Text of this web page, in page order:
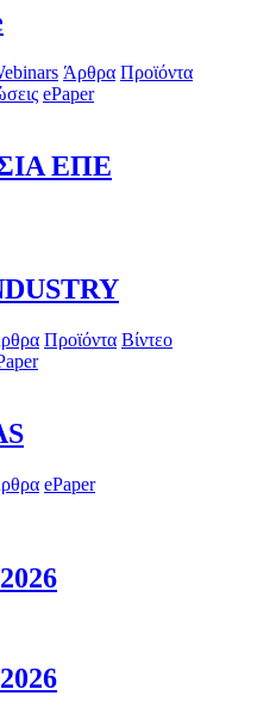
Άρθρα Προϊόντα
ePaper
ΕΠΕ
Προϊόντα Βίντεο
ePaper